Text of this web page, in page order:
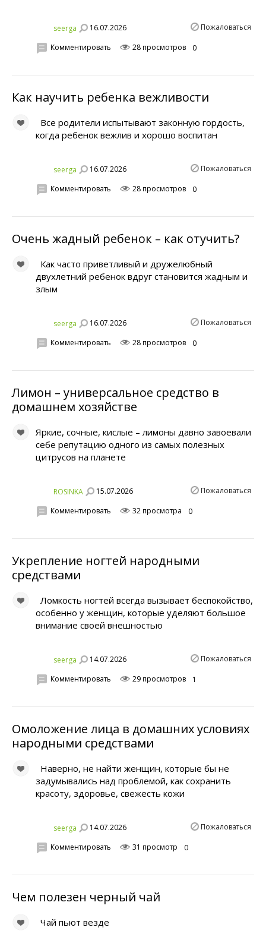
seerga 16.07.2026 Пожаловаться
Комментировать 28 просмотров 0
Как научить ребенка вежливости
Все родители испытывают законную гордость,
когда ребенок вежлив и хорошо воспитан
seerga 16.07.2026 Пожаловаться
Комментировать 28 просмотров 0
Очень жадный ребенок – как отучить?
Как часто приветливый и дружелюбный
двухлетний ребенок вдруг становится жадным и
злым
seerga 16.07.2026 Пожаловаться
Комментировать 28 просмотров 0
Лимон – универсальное средство в
домашнем хозяйстве
Яркие, сочные, кислые – лимоны давно завоевали
себе репутацию одного из самых полезных
цитрусов на планете
ROSINKA 15.07.2026 Пожаловаться
Комментировать 32 просмотра 0
Укрепление ногтей народными
средствами
Ломкость ногтей всегда вызывает беспокойство,
особенно у женщин, которые уделяют большое
внимание своей внешностью
seerga 14.07.2026 Пожаловаться
Комментировать 29 просмотров 1
Омоложение лица в домашних условиях
народными средствами
Наверно, не найти женщин, которые бы не
задумывались над проблемой, как сохранить
красоту, здоровье, свежесть кожи
seerga 14.07.2026 Пожаловаться
Комментировать 31 просмотр 0
Чем полезен черный чай
Чай пьют везде